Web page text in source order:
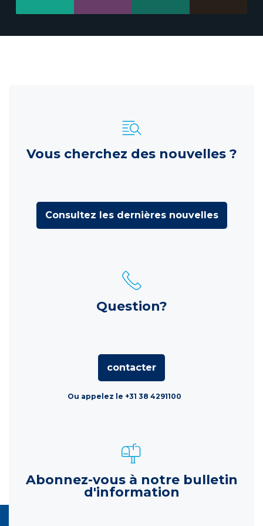
Vous cherchez des nouvelles ?
Consultez les dernières nouvelles
Question?
contacter
Ou appelez le +31 38 4291100
Abonnez-vous à notre bulletin
d'information